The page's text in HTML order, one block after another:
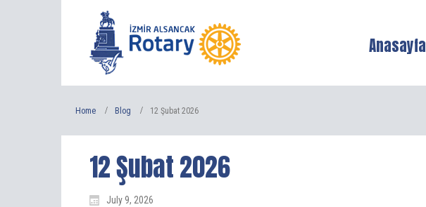
Anasayfa
Home Blog 12 Şubat 2026
12 Şubat 2026
July 9, 2026